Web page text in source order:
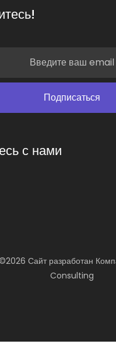
с нами
2026 Сайт разработан
Consulting